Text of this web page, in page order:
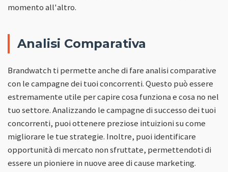
momento all'altro.
Analisi Comparativa
Brandwatch ti permette anche di fare analisi comparative
con le campagne dei tuoi concorrenti. Questo può essere
estremamente utile per capire cosa funziona e cosa no nel
tuo settore. Analizzando le campagne di successo dei tuoi
concorrenti, puoi ottenere preziose intuizioni su come
migliorare le tue strategie. Inoltre, puoi identificare
opportunità di mercato non sfruttate, permettendoti di
essere un pioniere in nuove aree di cause marketing.